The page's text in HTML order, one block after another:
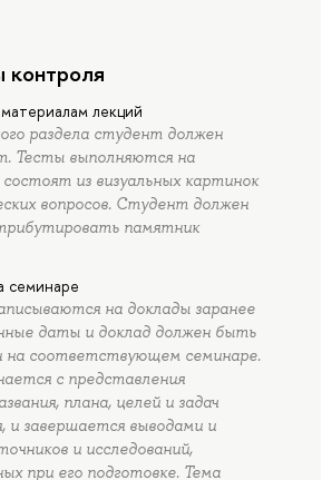
лекций
раздела студент должен
Тесты выполняются на
из визуальных картинок
вопросов. Студент должен
памятник
семинаре
на доклады заранее
даты и доклад должен быть
на соответствующем семинаре.
с представления
плана, целей и задач
и завершается выводами и
и исследований,
при его подготовке. Тема